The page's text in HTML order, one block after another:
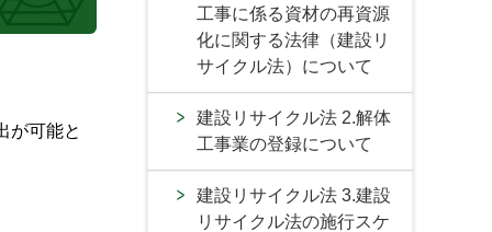
が可能と
工事に係る資材の再資源
化に関する法律（建設リ
サイクル法）について
建設リサイクル法 2.解体
工事業の登録について
建設リサイクル法 3.建設
リサイクル法の施行スケ